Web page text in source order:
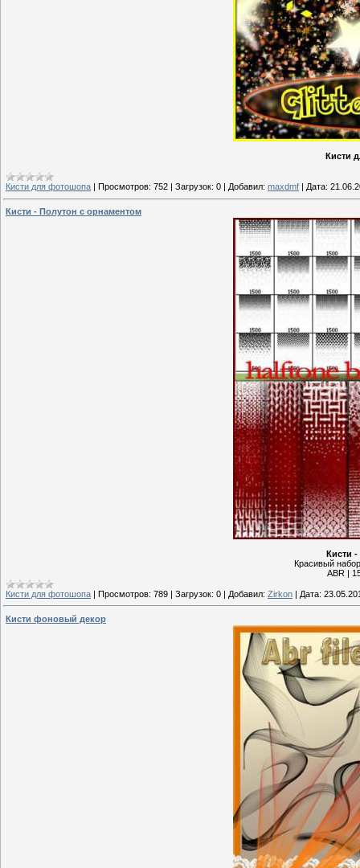
Кисти
Кисти для фотошопа Просмотров: 752 Загрузок: 0 Добавил: maxdmf Дата:
Кисти - Полутон с орнаментом
Кисти
Красивый
ABR |
Кисти для фотошопа | Просмотров: 789 | Загрузок: 0 | Добавил: Zirkon | Дата:
Кисти фоновый декор